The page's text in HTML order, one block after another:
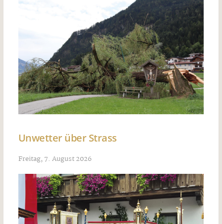
Unwetter über Strass
Freitag, 7. August 2026